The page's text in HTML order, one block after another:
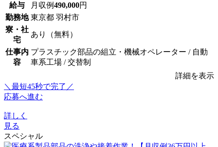
給与 月収例490,000円
勤務地 東京都 羽村市
寮・社
宅
あり（無料）
仕事内
容
プラスチック部品の組立・機械オペレーター / 自動
車系工場 / 交替制
詳細を表示
＼最短45秒で完了／
応募へ進む
詳しく
見る
スペシャル